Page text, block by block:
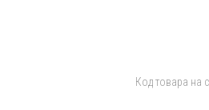
Код товара на